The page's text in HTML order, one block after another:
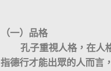
（一）品格
孔子重視人格，在人格
指德行才能出眾的人而言